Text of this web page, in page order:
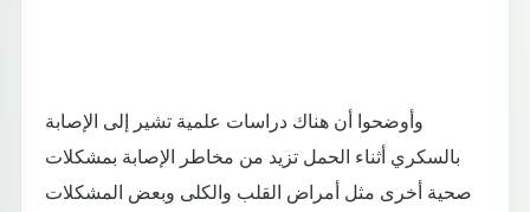
وأوضحوا أن هناك دراسات علمية تشير إلى الإصابة
بالسكري أثناء الحمل تزيد من مخاطر الإصابة بمشكلات
صحية أخرى مثل أمراض القلب والكلى وبعض المشكلات